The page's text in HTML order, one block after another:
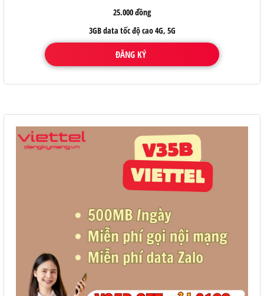
25.000 đồng
3GB data tốc độ cao 4G, 5G
ĐĂNG KÝ